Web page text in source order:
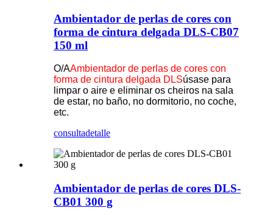
Ambientador de perlas de cores con
forma de cintura delgada DLS-CB07
150 ml
O/AAmbientador de perlas de cores con
forma de cintura delgada DLSúsase para
limpar o aire e eliminar os cheiros na sala
de estar, no baño, no dormitorio, no coche,
etc.
consultadetalle
Ambientador de perlas de cores DLS-
CB01 300 g